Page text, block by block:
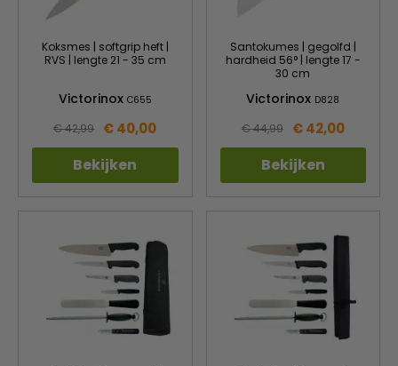
Koksmes | softgrip heft |
RVS | lengte 21 - 35 cm
Victorinox C655
€ 42,99 € 40,00
Bekijken
Santokumes | gegolfd |
hardheid 56° | lengte 17 -
30 cm
Victorinox D828
€ 44,99 € 42,00
Bekijken